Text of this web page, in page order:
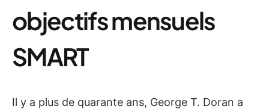
objectifs mensuels
SMART
Il y a plus de quarante ans, George T. Doran a